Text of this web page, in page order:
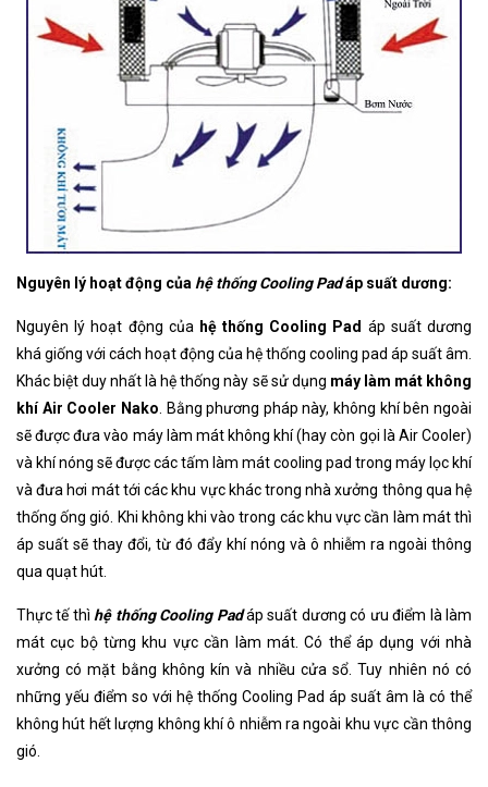
Nguyên lý hoạt động của hệ thống Cooling Padáp suất dương:
Nguyên lý hoạt động của hệ thống Cooling Pad áp suất dương
khá giống với cách hoạt động của hệ thống cooling pad áp suất âm.
Khác biệt duy nhất là hệ thống này sẽ sử dụng máy làm mát không
khí Air Cooler Nako . Bằng phương pháp này, không khí bên ngoài
sẽ được đưa vào máy làm mát không khí (hay còn gọi là Air Cooler)
và khí nóng sẽ được các tấm làm mát cooling pad trong máy lọc khí
và đưa hơi mát tới các khu vực khác trong nhà xưởng thông qua hệ
thống ống gió. Khi không khi vào trong các khu vực cần làm mát thì
áp suất sẽ thay đổi, từ đó đẩy khí nóng và ô nhiễm ra ngoài thông
qua quạt hút.
Thực tế thì hệ thống Cooling Padáp suất dương có ưu điểm là làm
mát cục bộ từng khu vực cần làm mát. Có thể áp dụng với nhà
xưởng có mặt bằng không kín và nhiều cửa sổ. Tuy nhiên nó có
những yếu điểm so với hệ thống Cooling Pad áp suất âm là có thể
không hút hết lượng không khí ô nhiễm ra ngoài khu vực cần thông
gió.